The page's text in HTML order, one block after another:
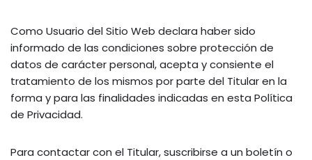
Como Usuario del Sitio Web declara haber sido
informado de las condiciones sobre protección de
datos de carácter personal, acepta y consiente el
tratamiento de los mismos por parte del Titular en la
forma y para las finalidades indicadas en esta Política
de Privacidad.
Para contactar con el Titular, suscribirse a un boletín o